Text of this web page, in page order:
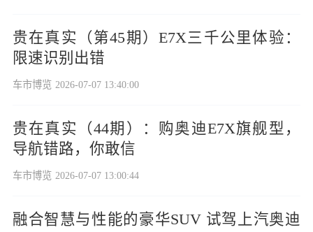
贵在真实（第45期）E7X三千公里体验：
限速识别出错
车市博览 2026-07-07 13:40:00
贵在真实（44期）：购奥迪E7X旗舰型，
导航错路，你敢信
车市博览 2026-07-07 13:00:44
融合智慧与性能的豪华SUV 试驾上汽奥迪